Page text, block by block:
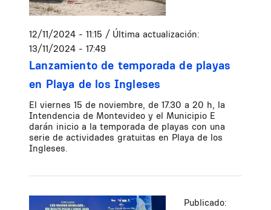
12/11/2024 - 11:15 / Última actualización:
13/11/2024 - 17:49
Lanzamiento de temporada de playas
en Playa de los Ingleses
El viernes 15 de noviembre, de 17.30 a 20 h, la
Intendencia de Montevideo y el Municipio E
darán inicio a la temporada de playas con una
serie de actividades gratuitas en Playa de los
Ingleses.
Publicado: